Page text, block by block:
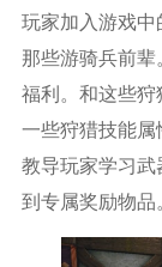
玩家加入游戏
那些游骑兵前
福利。和这些
一些狩猎技能
教导玩家学习
到专属奖励物品。